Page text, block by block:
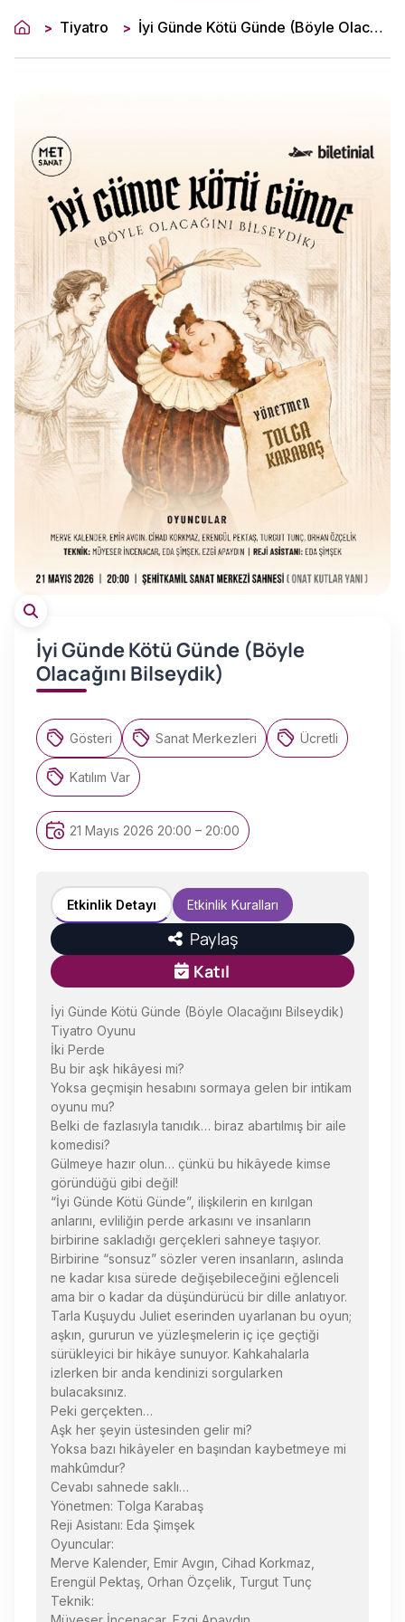
> Tiyatro > İyi Günde Kötü Günde (Böyle Olacağını Bilseydik)
İyi Günde Kötü Günde (Böyle
Olacağını Bilseydik)
Gösteri Sanat Merkezleri Ücretli
Katılım Var
21 Mayıs 2026 20:00 – 20:00
Etkinlik Detayı Etkinlik Kuralları
Paylaş
Katıl
İyi Günde Kötü Günde (Böyle Olacağını Bilseydik)
Tiyatro Oyunu
İki Perde
Bu bir aşk hikâyesi mi?
Yoksa geçmişin hesabını sormaya gelen bir intikam
oyunu mu?
Belki de fazlasıyla tanıdık… biraz abartılmış bir aile
komedisi?
Gülmeye hazır olun… çünkü bu hikâyede kimse
göründüğü gibi değil!
“İyi Günde Kötü Günde”, ilişkilerin en kırılgan
anlarını, evliliğin perde arkasını ve insanların
birbirine sakladığı gerçekleri sahneye taşıyor.
Birbirine “sonsuz” sözler veren insanların, aslında
ne kadar kısa sürede değişebileceğini eğlenceli
ama bir o kadar da düşündürücü bir dille anlatıyor.
Tarla Kuşuydu Juliet eserinden uyarlanan bu oyun;
aşkın, gururun ve yüzleşmelerin iç içe geçtiği
sürükleyici bir hikâye sunuyor. Kahkahalarla
izlerken bir anda kendinizi sorgularken
bulacaksınız.
Peki gerçekten…
Aşk her şeyin üstesinden gelir mi?
Yoksa bazı hikâyeler en başından kaybetmeye mi
mahkûmdur?
Cevabı sahnede saklı…
Yönetmen: Tolga Karabaş
Reji Asistanı: Eda Şimşek
Oyuncular:
Merve Kalender, Emir Avgın, Cihad Korkmaz,
Erengül Pektaş, Orhan Özçelik, Turgut Tunç
Teknik: